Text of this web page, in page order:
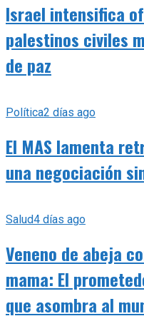
Israel intensifica
palestinos civiles
de paz
Política2 días ago
El MAS lamenta
una negociación
Salud4 días ago
Veneno de abeja
mama: El
que asombra al